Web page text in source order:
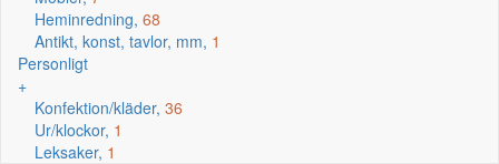
Heminredning, 68
Antikt, konst, tavlor, mm, 1
Personligt
+
Konfektion/kläder, 36
Ur/klockor, 1
Leksaker, 1